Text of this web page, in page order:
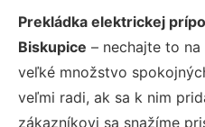
Prekládka elektrickej
Biskupice – nechajte to
veľké množstvo
veľmi radi, ak sa k nim
zákazníkovi sa snažíme